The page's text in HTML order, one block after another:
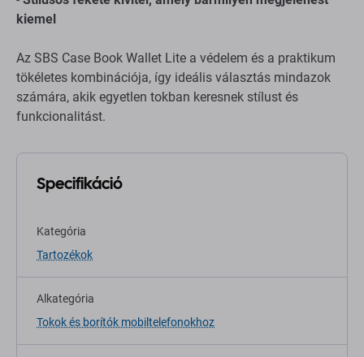
kiemel
Az SBS Case Book Wallet Lite a védelem és a praktikum
tökéletes kombinációja, így ideális választás mindazok
számára, akik egyetlen tokban keresnek stílust és
funkcionalitást.
Specifikáció
Kategória
Tartozékok
Alkategória
Tokok és borítók mobiltelefonokhoz